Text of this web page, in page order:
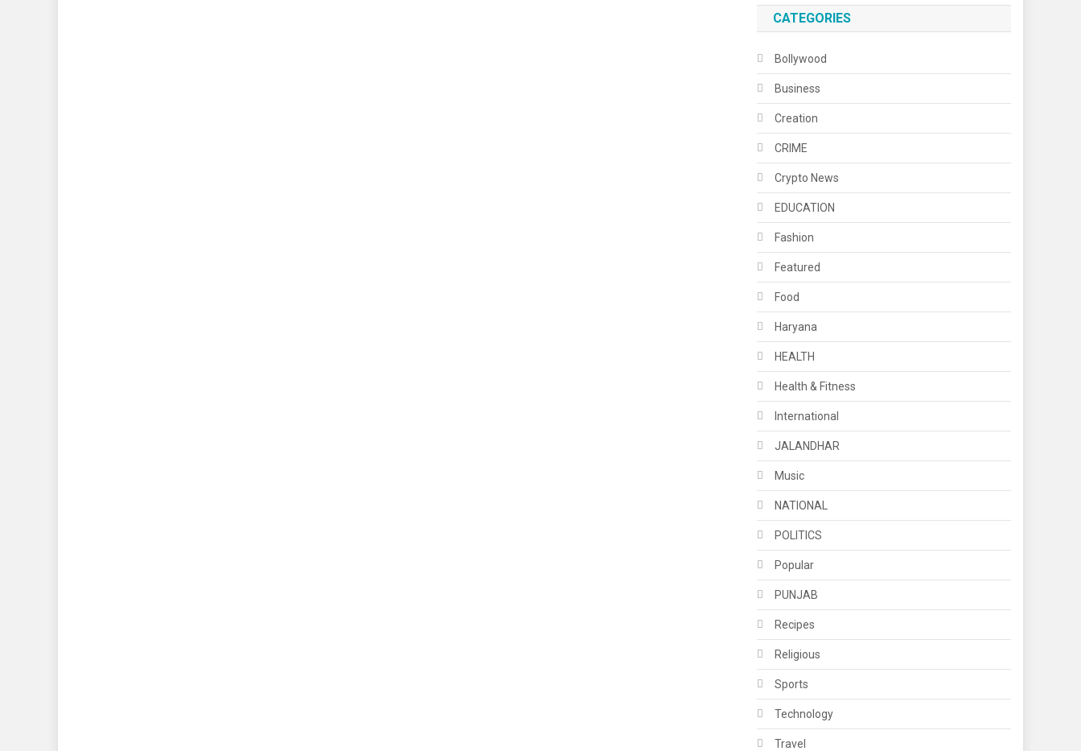
CATEGORIES
Bollywood
Business
Creation
CRIME
Crypto News
EDUCATION
Fashion
Featured
Food
Haryana
HEALTH
Health & Fitness
International
JALANDHAR
Music
NATIONAL
POLITICS
Popular
PUNJAB
Recipes
Religious
Sports
Technology
Travel